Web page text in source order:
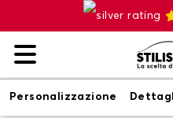
Personalizzazione